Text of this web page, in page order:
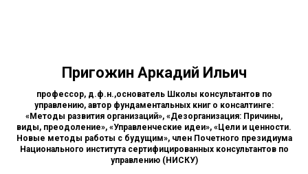
Пригожин Аркадий Ильич
профессор, д.ф.н.,основатель Школы консультантов по
управлению, автор фундаментальных книг о консалтинге:
«Методы развития организаций», «Дезорганизация: Причины,
виды, преодоление», «Управленческие идеи», «Цели и ценности.
Новые методы работы с будущим», член Почетного президиума
Национального института сертифицированных консультантов по
управлению (НИСКУ)